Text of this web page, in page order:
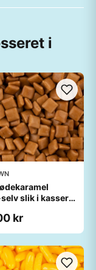
i
slik i kasser 2
kr